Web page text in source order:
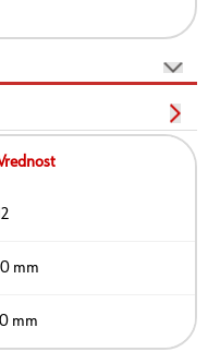
mm
mm